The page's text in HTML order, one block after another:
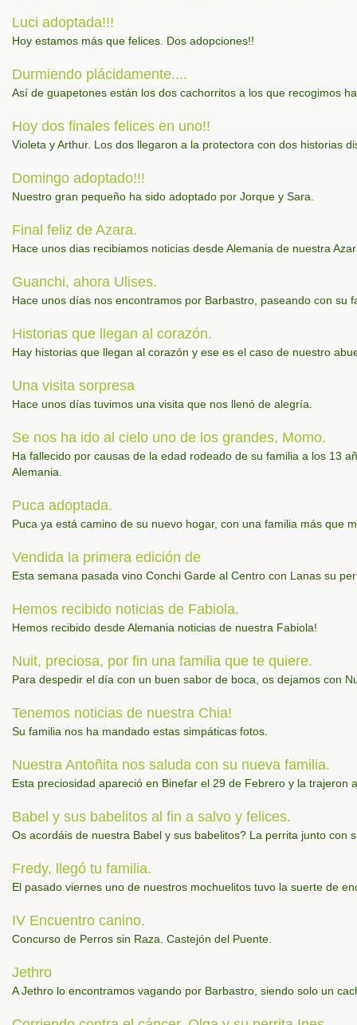
Luci adoptada!!!
Hoy estamos más que felices. Dos adopciones!!
Durmiendo plácidamente....
Así de guapetones están los dos cachorritos a los que recogimos
Hoy dos finales felices en uno!!
Violeta y Arthur. Los dos llegaron a la protectora con dos historias
Domingo adoptado!!!
Nuestro gran pequeño ha sido adoptado por Jorque y Sara.
Final feliz de Azara.
Hace unos dias recibiamos noticias desde Alemania de nuestra
Guanchi, ahora Ulises.
Hace unos días nos encontramos por Barbastro, paseando con su
Historias que llegan al corazón.
Hay historias que llegan al corazón y ese es el caso de nuestro
Una visita sorpresa
Hace unos días tuvimos una visita que nos llenó de alegría.
Se nos ha ido al cielo uno de los grandes, Momo.
Ha fallecido por causas de la edad rodeado de su familia a los 13
Alemania.
Puca adoptada.
Puca ya está camino de su nuevo hogar, con una familia más que
Vendida la primera edición de
Esta semana pasada vino Conchi Garde al Centro con Lanas su
Hemos recibido noticias de Fabiola.
Hemos recibido desde Alemania noticias de nuestra Fabiola!
Nuit, preciosa, por fin una familia que te quiere.
Para despedir el día con un buen sabor de boca, os dejamos con
Tenemos noticias de nuestra Chia!
Su familia nos ha mandado estas simpáticas fotos.
Nuestra Antoñita nos saluda con su nueva familia.
Esta preciosidad apareció en Binefar el 29 de Febrero y la
Babel y sus babelitos al fin a salvo y felices.
Os acordáis de nuestra Babel y sus babelitos? La perrita junto con
Fredy, llegó tu familia.
El pasado viernes uno de nuestros mochuelitos tuvo la suerte de
IV Encuentro canino.
Concurso de Perros sin Raza. Castejón del Puente.
Jethro
A Jethro lo encontramos vagando por Barbastro, siendo solo un